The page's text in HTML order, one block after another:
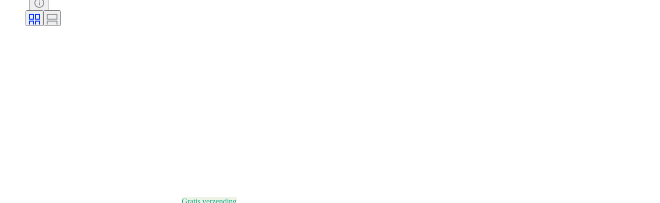
Gratis verzending